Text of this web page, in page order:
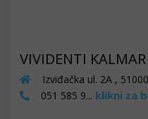
VIVIDENTI KALMAR
Izviđačka ul. 2A ,
051 585 9... klikni za